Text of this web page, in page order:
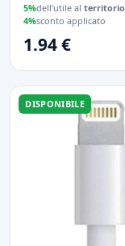
5%dell'utile al territorio
4%sconto applicato
1.94 €
DISPONIBILE